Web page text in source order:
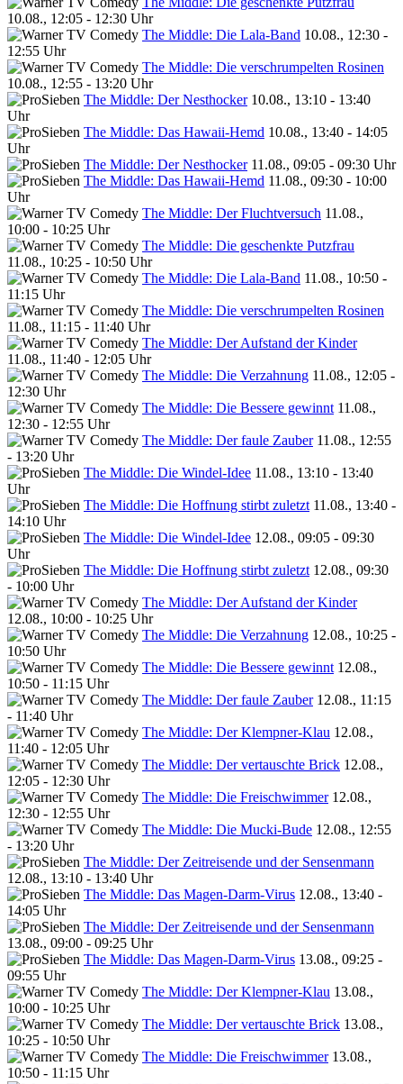
10.08., 12:05 - 12:30 Uhr
The Middle: Die Lala-Band 10.08., 12:30 -
12:55 Uhr
The Middle: Die verschrumpelten Rosinen
10.08., 12:55 - 13:20 Uhr
The Middle: Der Nesthocker 10.08., 13:10 - 13:40
Uhr
The Middle: Das Hawaii-Hemd 10.08., 13:40 - 14:05
Uhr
The Middle: Der Nesthocker 11.08., 09:05 - 09:30 Uhr
The Middle: Das Hawaii-Hemd 11.08., 09:30 - 10:00
Uhr
The Middle: Der Fluchtversuch 11.08.,
10:00 - 10:25 Uhr
The Middle: Die geschenkte Putzfrau
11.08., 10:25 - 10:50 Uhr
The Middle: Die Lala-Band 11.08., 10:50 -
11:15 Uhr
The Middle: Die verschrumpelten Rosinen
11.08., 11:15 - 11:40 Uhr
The Middle: Der Aufstand der Kinder
11.08., 11:40 - 12:05 Uhr
The Middle: Die Verzahnung 11.08., 12:05 -
12:30 Uhr
The Middle: Die Bessere gewinnt 11.08.,
12:30 - 12:55 Uhr
The Middle: Der faule Zauber 11.08., 12:55
- 13:20 Uhr
The Middle: Die Windel-Idee 11.08., 13:10 - 13:40
Uhr
The Middle: Die Hoffnung stirbt zuletzt 11.08., 13:40 -
14:10 Uhr
The Middle: Die Windel-Idee 12.08., 09:05 - 09:30
Uhr
The Middle: Die Hoffnung stirbt zuletzt 12.08., 09:30
- 10:00 Uhr
The Middle: Der Aufstand der Kinder
12.08., 10:00 - 10:25 Uhr
The Middle: Die Verzahnung 12.08., 10:25 -
10:50 Uhr
The Middle: Die Bessere gewinnt 12.08.,
10:50 - 11:15 Uhr
The Middle: Der faule Zauber 12.08., 11:15
- 11:40 Uhr
The Middle: Der Klempner-Klau 12.08.,
11:40 - 12:05 Uhr
The Middle: Der vertauschte Brick 12.08.,
12:05 - 12:30 Uhr
The Middle: Die Freischwimmer 12.08.,
12:30 - 12:55 Uhr
The Middle: Die Mucki-Bude 12.08., 12:55
- 13:20 Uhr
The Middle: Der Zeitreisende und der Sensenmann
12.08., 13:10 - 13:40 Uhr
The Middle: Das Magen-Darm-Virus 12.08., 13:40 -
14:05 Uhr
The Middle: Der Zeitreisende und der Sensenmann
13.08., 09:00 - 09:25 Uhr
The Middle: Das Magen-Darm-Virus 13.08., 09:25 -
09:55 Uhr
The Middle: Der Klempner-Klau 13.08.,
10:00 - 10:25 Uhr
The Middle: Der vertauschte Brick 13.08.,
10:25 - 10:50 Uhr
The Middle: Die Freischwimmer 13.08.,
10:50 - 11:15 Uhr